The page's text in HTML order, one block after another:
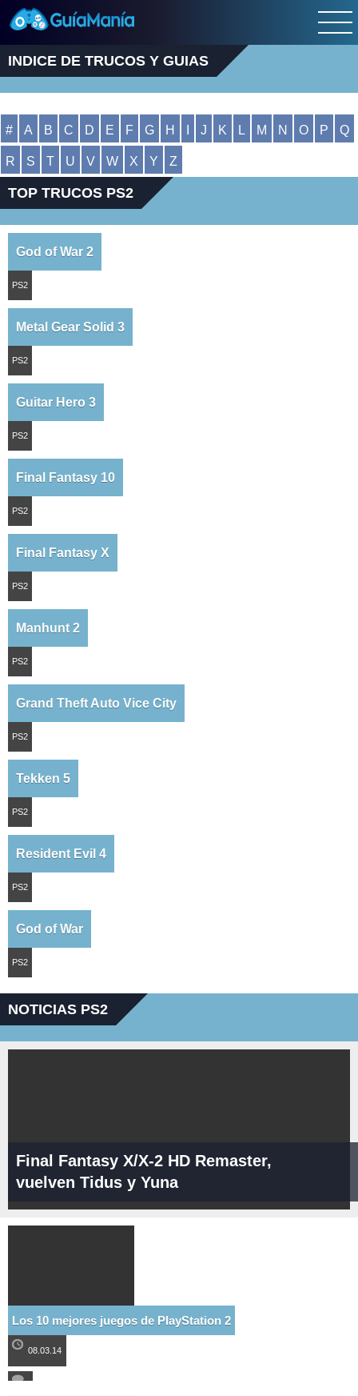
INDICE DE TRUCOS Y GUIAS
# A B C D E F G H J K L M N O P Q
R S T U V W X Y Z
TOP TRUCOS PS2
God of War 2
PS2
Metal Gear Solid 3
PS2
Guitar Hero 3
PS2
Final Fantasy 10
PS2
Final Fantasy X
PS2
Manhunt 2
PS2
Grand Theft Auto Vice City
PS2
Tekken 5
PS2
Resident Evil 4
PS2
God of War
PS2
NOTICIAS PS2
Final Fantasy X/X-2 HD Remaster,
vuelven Tidus y Yuna
Los 10 mejores juegos de PlayStation 2
08.03.14